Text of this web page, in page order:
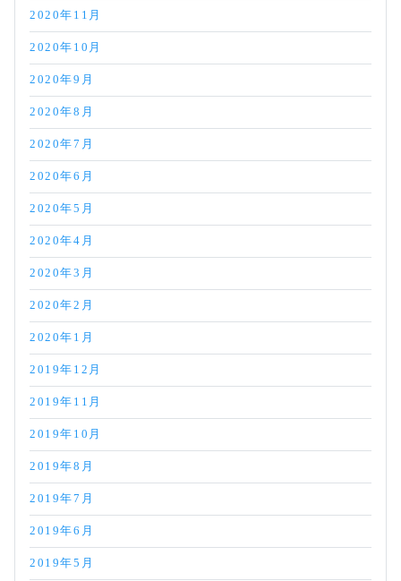
2020年11月
2020年10月
2020年9月
2020年8月
2020年7月
2020年6月
2020年5月
2020年4月
2020年3月
2020年2月
2020年1月
2019年12月
2019年11月
2019年10月
2019年8月
2019年7月
2019年6月
2019年5月